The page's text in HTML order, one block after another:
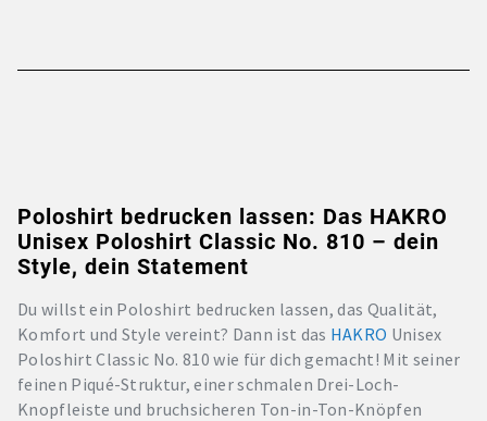
Poloshirt bedrucken lassen: Das HAKRO
Unisex Poloshirt Classic No. 810 – dein
Style, dein Statement
Du willst ein Poloshirt bedrucken lassen, das Qualität,
Komfort und Style vereint? Dann ist das HAKRO Unisex
Poloshirt Classic No. 810 wie für dich gemacht! Mit seiner
feinen Piqué-Struktur, einer schmalen Drei-Loch-
Knopfleiste und bruchsicheren Ton-in-Ton-Knöpfen